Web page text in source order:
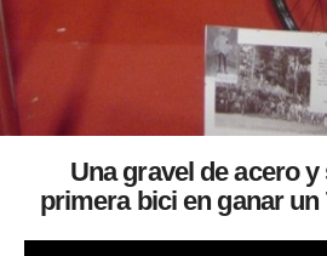
Una gravel de acero
primera bici en ganar un